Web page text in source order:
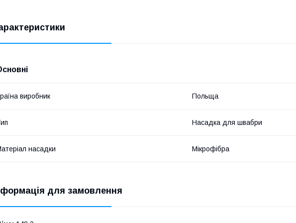
виробник Польща
Насадка для швабри
насадки Мікрофібра
для замовлення